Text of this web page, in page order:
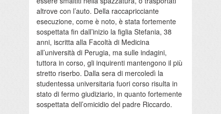
altrove con l’auto. Della raccapricciante
esecuzione, come è noto, è stata fortemente
sospettata fin dall’inizio la figlia Stefania, 38
anni, iscritta alla Facoltà di Medicina
all’università di Perugia, ma sulle indagini,
tuttora in corso, gli inquirenti mantengono il più
stretto riserbo. Dalla sera di mercoledì la
studentessa universitaria fuori corso risulta in
stato di fermo giudiziario, in quanto fortemente
sospettata dell’omicidio del padre Riccardo.